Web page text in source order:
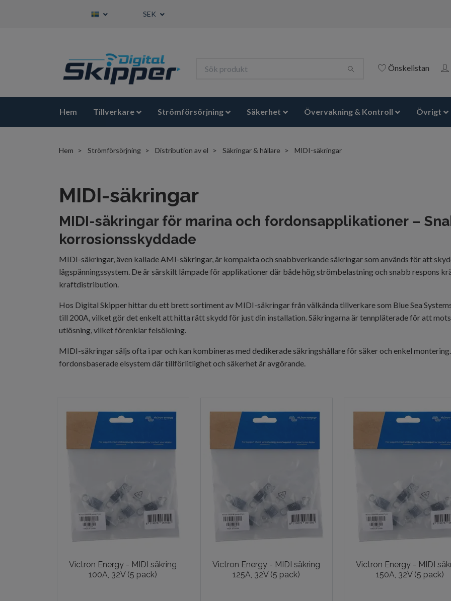
SEK
Önskelistan
Hem Tillverkare Strömförsörjning Säkerhet Övervakning & Kontroll Övrigt
Hem Strömförsörjning Distribution av el Säkringar & hållare MIDI-säkringar
MIDI-säkringar
MIDI-säkringar för marina och fordonsapplikationer –
korrosionsskyddade
MIDI-säkringar, även kallade AMI-säkringar, är kompakta och snabbverkande säkringar som används för att
lågspänningssystem. De är särskilt lämpade för applikationer där både hög strömbelastning och snabb respons
kraftdistribution.
Hos Digital Skipper hittar du ett brett sortiment av MIDI-säkringar från välkända tillverkare som Blue Sea
till 200A, vilket gör det enkelt att hitta rätt skydd för just din installation. Säkringarna är tennpläterade för att
utlösning, vilket förenklar felsökning.
MIDI-säkringar säljs ofta i par och kan kombineras med dedikerade säkringshållare för säker och enkel
fordonsbaserade elsystem där tillförlitlighet och säkerhet är avgörande.
Victron Energy - MIDI säkring
100A, 32V (5 pack)
Victron Energy - MIDI säkring
125A, 32V (5 pack)
Victron Energy - MIDI
150A, 32V (5 pack)